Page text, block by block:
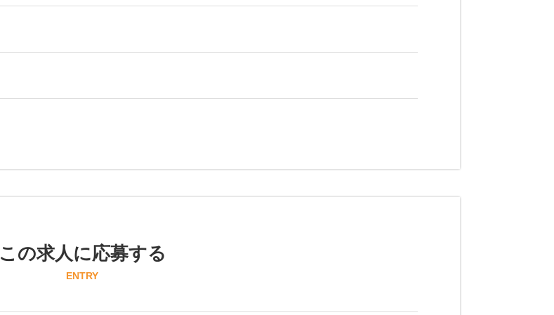
この求人に応募する
ENTRY